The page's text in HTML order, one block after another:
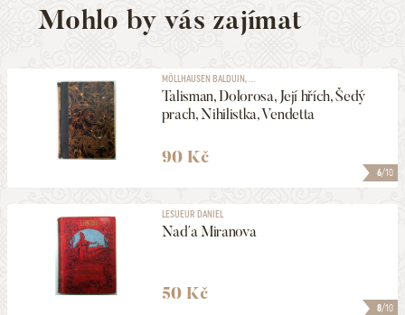
Mohlo by vás zajímat
6/10
MÖLLHAUSEN BALDUIN, ...
Talisman, Dolorosa, Její hřích, Šedý
prach, Nihilistka, Vendetta
90 Kč
8/10
LESUEUR DANIEL
Naďa Miranova
50 Kč